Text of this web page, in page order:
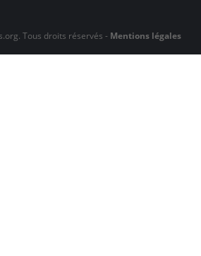
Tous droits réservés - Mentions légales